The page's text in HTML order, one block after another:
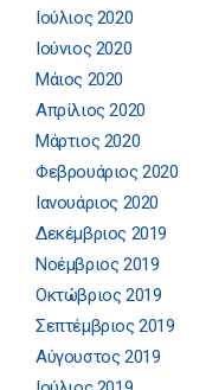
Ιούλιος 2020
Ιούνιος 2020
Μάιος 2020
Απρίλιος 2020
Μάρτιος 2020
Φεβρουάριος 2020
Ιανουάριος 2020
Δεκέμβριος 2019
Νοέμβριος 2019
Οκτώβριος 2019
Σεπτέμβριος 2019
Αύγουστος 2019